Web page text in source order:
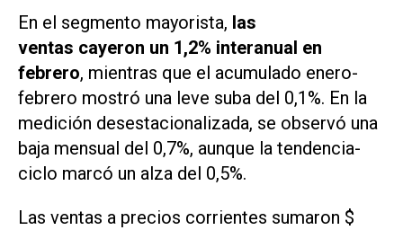
En el segmento mayorista, las
ventas cayeron un 1,2% interanual en
febrero, mientras que el acumulado enero-
febrero mostró una leve suba del 0,1%. En la
medición desestacionalizada, se observó una
baja mensual del 0,7%, aunque la tendencia-
ciclo marcó un alza del 0,5%.
Las ventas a precios corrientes sumaron $